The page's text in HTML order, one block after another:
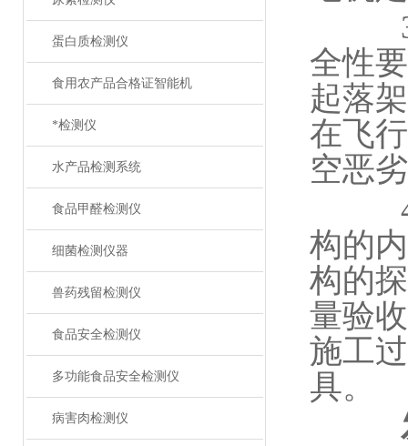
蛋白质检测仪
食用农产品合格证智能机
*检测仪
水产品检测系统
食品甲醛检测仪
细菌检测仪器
兽药残留检测仪
食品安全检测仪
多功能食品安全检测仪
病害肉检测仪
3.
全性
起落
在飞
空恶
4.
构的
构的
量验
施工
具。